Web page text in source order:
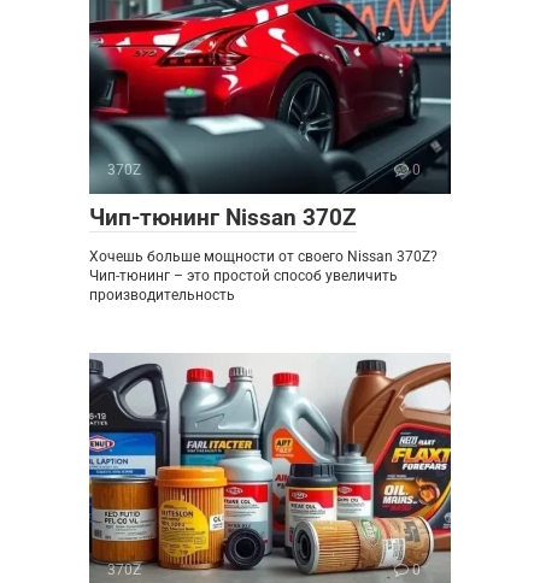
370Z 0
Чип-тюнинг Nissan 370Z
Хочешь больше мощности от своего Nissan 370Z?
Чип-тюнинг – это простой способ увеличить
производительность
370Z 0